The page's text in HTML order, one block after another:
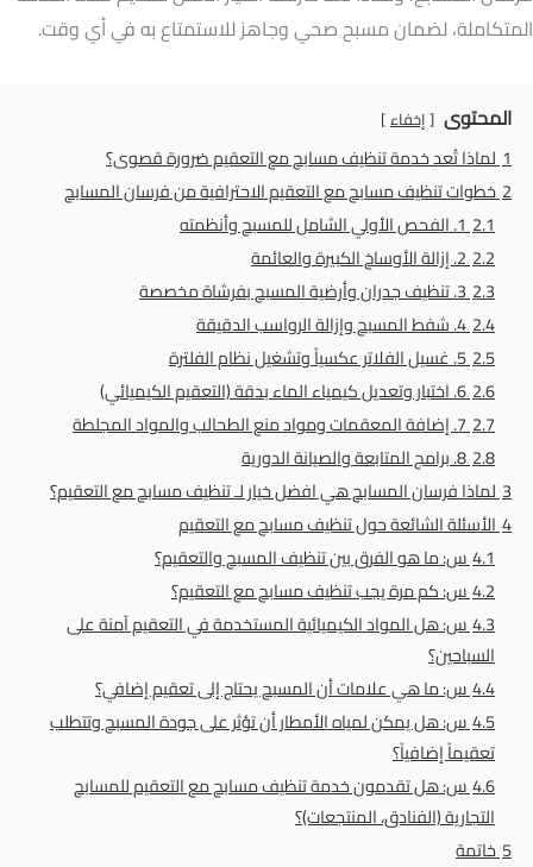
المتكاملة، لضمان مسبح صحي وجاهز للاستمتاع به في أي وقت.
المحتوى إخفاء
1لماذا تُعد خدمة تنظيف مسابح مع التعقيم ضرورة قصوى؟
2خطوات تنظيف مسابح مع التعقيم الاحترافية من فرسان المسابح
2.11. الفحص الأولي الشامل للمسبح وأنظمته
2.22. إزالة الأوساخ الكبيرة والعائمة
2.33. تنظيف جدران وأرضية المسبح بفرشاة مخصصة
2.44. شفط المسبح وإزالة الرواسب الدقيقة
2.55. غسيل الفلاتر عكسياً وتشغيل نظام الفلترة
2.66. اختبار وتعديل كيمياء الماء بدقة (التعقيم الكيميائي)
2.77. إضافة المعقمات ومواد منع الطحالب والمواد المجلطة
2.88. برامج المتابعة والصيانة الدورية
3لماذا فرسان المسابح هي افضل خيار لـ تنظيف مسابح مع التعقيم؟
4الأسئلة الشائعة حول تنظيف مسابح مع التعقيم
4.1س: ما هو الفرق بين تنظيف المسبح والتعقيم؟
4.2س: كم مرة يجب تنظيف مسابح مع التعقيم؟
4.3س: هل المواد الكيميائية المستخدمة في التعقيم آمنة على
السباحين؟
4.4س: ما هي علامات أن المسبح يحتاج إلى تعقيم إضافي؟
4.5س: هل يمكن لمياه الأمطار أن تؤثر على جودة المسبح وتتطلب
تعقيماً إضافياً؟
4.6س: هل تقدمون خدمة تنظيف مسابح مع التعقيم للمسابح
التجارية (الفنادق، المنتجعات)؟
5خاتمة